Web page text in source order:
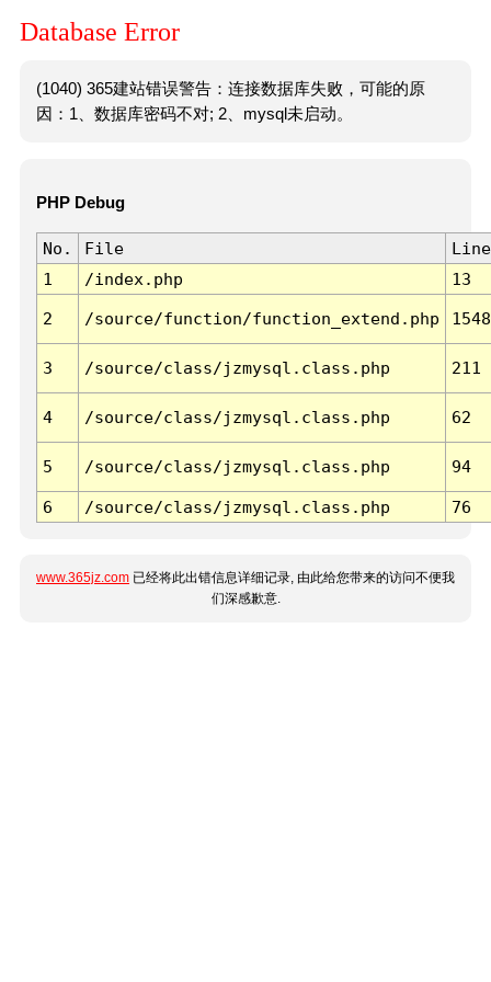
Database Error
(1040) 365建站错误警告：连接数据库失败，可能的原
因：1、数据库密码不对; 2、mysql未启动。
PHP Debug
No. File
Line
1
/index.php 13
2 /source/function/function_extend.php 1548
3 /source/class/jzmysql.class.php 211
4 /source/class/jzmysql.class.php 62
5 /source/class/jzmysql.class.php 94
6 /source/class/jzmysql.class.php 76
www.365jz.com 已经将此出错信息详细记录, 由此给您带来的访问不便我
们深感歉意.